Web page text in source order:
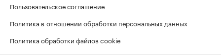
Пользовательское соглашение
Политика в отношении обработки персональных данных
Политика обработки файлов cookie